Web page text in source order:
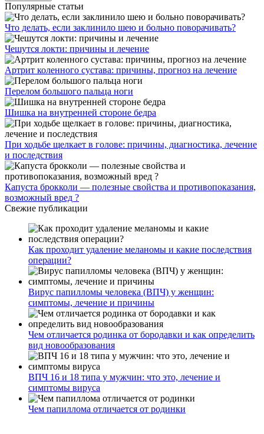
Популярные статьи
Что делать, если заклинило шею и больно поворачивать?
Чешутся локти: причины и лечение
Артрит коленного сустава: причины, прогноз на лечение
Перелом большого пальца ноги
Шишка на внутренней стороне бедра
При ходьбе щелкает в голове: причины, диагностика, лечение
и последствия
Капуста брокколи — полезные свойства и противопоказания,
возможный вред ?
Свежие публикации
Как проходит удаление меланомы и какие последствия
операции?
Вирус папилломы человека (ВПЧ) у женщин:
симптомы, лечение и причины
Чем отличается родинка от бородавки и как определить
вид новообразования
ВПЧ 16 и 18 типа у мужчин: что это, лечение и
симптомы вируса
Чем папиллома отличается от родинки